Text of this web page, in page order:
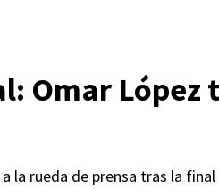
Omar
la rueda de prensa tras la